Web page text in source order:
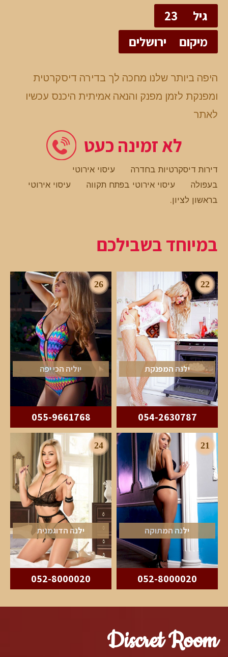
גיל
23
מיקום
ירושלים
היפה ביותר שלנו מחכה לך בדירה דיסקרטית
ומפנקת לזמן מפנק והנאה אמיתית היכנס עכשיו
לאתר
לא זמינה כעט
דירות דיסקרטיות בחדרה
עיסוי אירוטי
בעפולה
עיסוי אירוטי בפתח תקווה
עיסוי אירוטי
בראשון לציון.
במיוחד בשבילכם
22
ילנה המפנקת
054-2630787
26
יוליה הכי יפה
055-9661768
21
ילנה המתוקה
052-8000020
24
ילנה הדוגמנית
052-8000020
Discret Room